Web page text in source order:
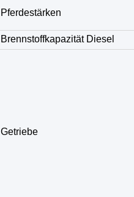
Pferdestärken
Brennstoffkapazität Diesel
Getriebe